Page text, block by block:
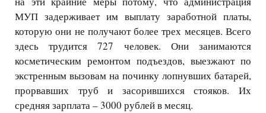
МУП задерживает им выплату заработной платы,
которую они не получают более трех месяцев. Всего
здесь трудится 727 человек. Они занимаются
косметическим ремонтом подъездов, выезжают по
экстренным вызовам на починку лопнувших батарей,
прорвавших труб и засорившихся стояков. Их
средняя зарплата – 3000 рублей в месяц.